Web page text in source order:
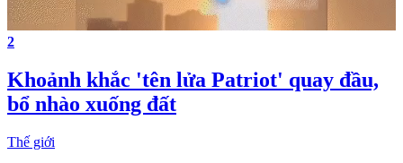
2
Khoảnh khắc 'tên lửa Patriot' quay đầu,
bổ nhào xuống đất
Thế giới